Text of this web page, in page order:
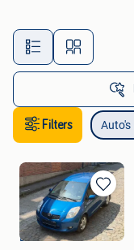
Filters Auto's
Bewaren
in
Mijn
Favorieten
tony
Dilbeek